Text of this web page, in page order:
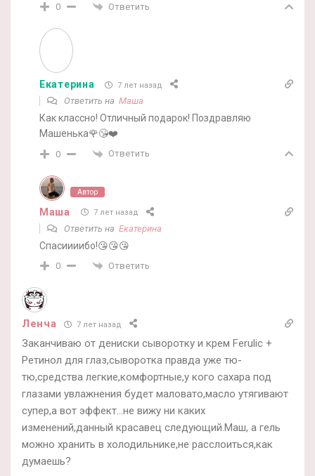
0 Ответить
Екатерина 7 лет назад
Ответить на Маша
Как классно! Отличный подарок! Поздравляю
Машенька🌹😘❤️
0 Ответить
Автор
Маша 7 лет назад
Ответить на Екатерина
Спасиииибо!😘😘😘
0 Ответить
Ленча 7 лет назад
Заканчиваю от дениски сыворотку и крем Ferulic +
Ретинол для глаз,сыворотка правда уже тю-
тю,средства легкие,комфортные,у кого сахара под
глазами увлажнения будет маловато,масло утягивают
супер,а вот эффект…не вижу ни каких
изменений,данный красавец следующий.Маш, а гель
можно хранить в холодильнике,не расслоиться,как
думаешь?